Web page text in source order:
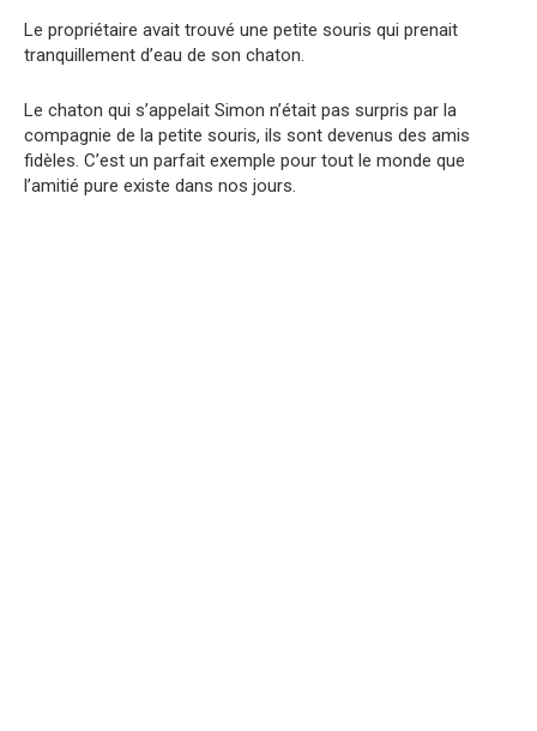
Le propriétaire avait trouvé une petite souris qui prenait
tranquillement d’eau de son chaton.
Le chaton qui s’appelait Simon n’était pas surpris par la
compagnie de la petite souris, ils sont devenus des amis
fidèles. C’est un parfait exemple pour tout le monde que
l’amitié pure existe dans nos jours.